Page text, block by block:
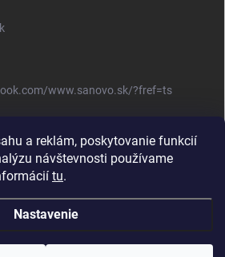
a reklám, poskytovanie funkcií
návštevnosti používame
tu.
Nastavenie
www.sanovo.sk/?fref=ts
. Všetky práva vyhradené. | Upraviť nastavenie